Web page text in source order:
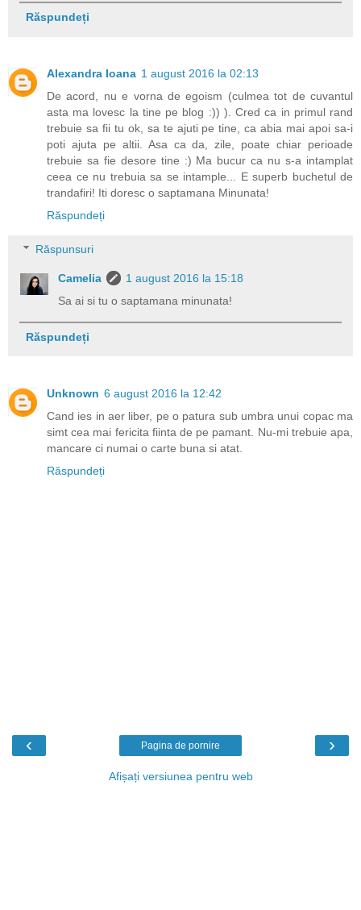
Răspundeți
Alexandra Ioana 1 august 2016 la 02:13
De acord, nu e vorna de egoism (culmea tot de cuvantul
asta ma lovesc la tine pe blog :)) ). Cred ca in primul rand
trebuie sa fii tu ok, sa te ajuti pe tine, ca abia mai apoi sa-i
poti ajuta pe altii. Asa ca da, zile, poate chiar perioade
trebuie sa fie desore tine :) Ma bucur ca nu s-a intamplat
ceea ce nu trebuia sa se intample... E superb buchetul de
trandafiri! Iti doresc o saptamana Minunata!
Răspundeți
Răspunsuri
Camelia
1 august 2016 la 15:18
Sa ai si tu o saptamana minunata!
Răspundeți
Unknown 6 august 2016 la 12:42
Cand ies in aer liber, pe o patura sub umbra unui copac ma
simt cea mai fericita fiinta de pe pamant. Nu-mi trebuie apa,
mancare ci numai o carte buna si atat.
Răspundeți
‹ ›
Pagina de pornire
Afișați versiunea pentru web